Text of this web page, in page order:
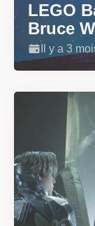
LEGO
Bruce
Il y a 3